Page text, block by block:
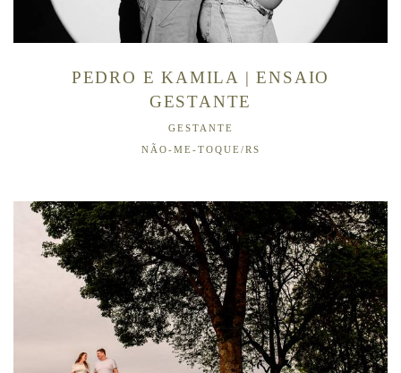
PEDRO E KAMILA | ENSAIO
GESTANTE
GESTANTE
NÃO-ME-TOQUE/RS